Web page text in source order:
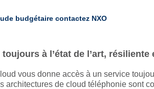
budgétaire contactez NXO
à l’état de l’art, résiliente
vous donne accès à un service
architectures de cloud téléphonie sont